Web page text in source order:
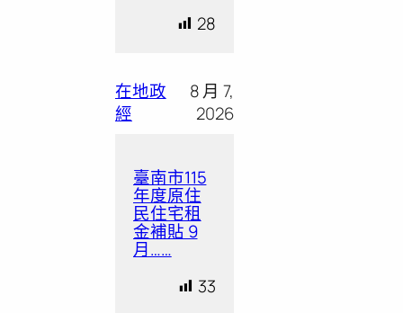
28
在地政
經
8 月 7,
2026
臺南市115
年度原住
民住宅租
金補貼 9
月……
33